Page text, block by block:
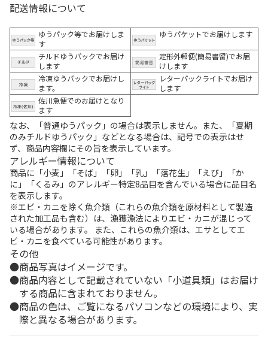
配送情報について
ゆうパック等でお届けしま
す
ゆうパケットでお届けします
チルドゆうパックでお届け
します
定形外郵便(簡易書留)でお届
けします
冷凍ゆうパックでお届けし
ます。
レターパックライトでお届け
します
佐川急便でのお届けとなり
ます
なお、「普通ゆうパック」の場合は表示しません。また、「夏期
のみチルドゆうパック」などとなる場合は、記号での表示はせ
ず、商品内容欄にその旨を表示しています。
アレルギー情報について
商品に「小麦」「そば」「卵」「乳」「落花生」「えび」「か
に」「くるみ」のアレルギー特定8品目を含んでいる場合に品目名
を表示します。
※エビ・カニを除く魚介類（これらの魚介類を原材料として製造
された加工品も含む）は、漁獲漁法によりエビ・カニが混じって
いる場合があります。 また、これらの魚介類は、エサとしてエ
ビ・カニを食べている可能性があります。
その他
商品写真はイメージです。
商品内容として記載されていない「小道具類」はお届け
する商品に含まれておりません。
商品の色は、ご覧になるパソコンなどの環境により、実
際と異なる場合があります。